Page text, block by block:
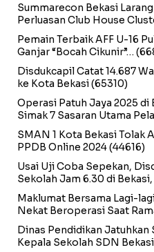
Summarecon Bekasi
Perluasan Club House
Pemain Terbaik AFF U-16
Ganjar “Bocah Cikunir”…
Disdukcapil Catat 14.687
ke Kota Bekasi(65310)
Operasi Patuh Jaya 2025 di
Simak 7 Sasaran Utama
SMAN 1 Kota Bekasi Tolak
PPDB Online 2024(44616)
Usai Uji Coba Sepekan,
Sekolah Jam 6.30 di
Maklumat Bersama Lagi-
Nekat Beroperasi Saat
Dinas Pendidikan
Kepala Sekolah SDN